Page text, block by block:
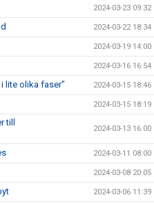
2024-03-23 09:32
2024-03-22 18:34
2024-03-19 14:00
2024-03-16 16:54
lite olika faser" 2024-03-15 18:46
2024-03-15 18:19
till
2024-03-13 16:00
2024-03-11 08:00
2024-03-08 20:05
2024-03-06 11:39